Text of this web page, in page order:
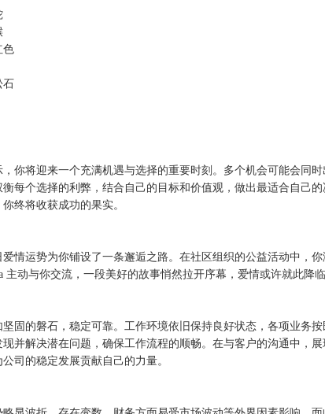
色
石
，你将迎来一个充满机遇与选择的重要时刻。多个机会可能会同
衡每个选择的利弊，结合自己的目标和价值观，做出最适合自己
终将收获成功的果实。
情运势为你铺设了一条邂逅之路。在社区组织的公益活动中，
主动与你交流，一段美好的故事悄然拉开序幕，爱情或许就此降临
坚固的磐石，稳定可靠。工作环境依旧保持良好状态，各项业务
并解决潜在问题，确保工作流程的顺畅。在与客户的沟通中，
司的稳定发展贡献自己的力量。